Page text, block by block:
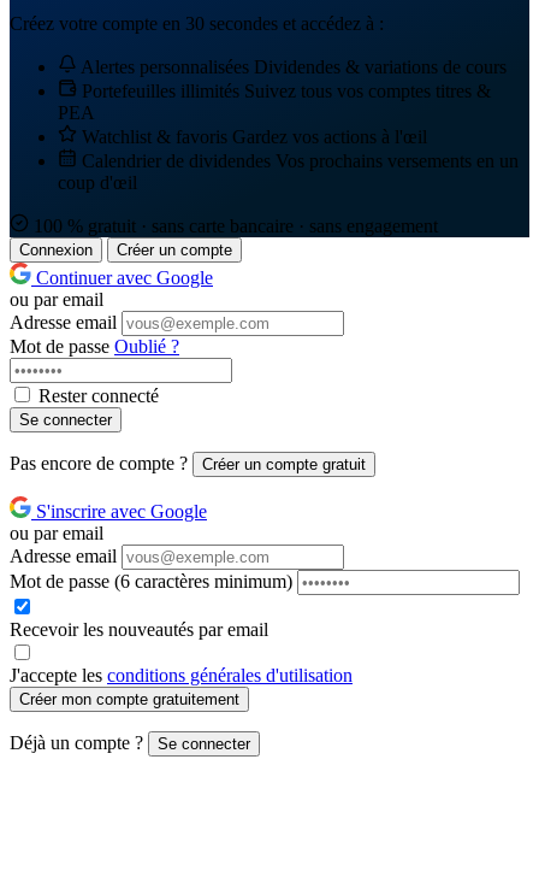
Créez votre compte en 30 secondes et accédez à :
Alertes personnalisées Dividendes & variations de cours
Portefeuilles illimités Suivez tous vos comptes titres &
PEA
Watchlist & favoris Gardez vos actions à l'œil
Calendrier de dividendes Vos prochains versements en un
coup d'œil
100 % gratuit · sans carte bancaire · sans engagement
Connexion Créer un compte
Continuer avec Google
ou par email
Adresse email
Mot de passe Oublié ?
Rester connecté
Se connecter
Pas encore de compte ? Créer un compte gratuit
S'inscrire avec Google
ou par email
Adresse email
Mot de passe (6 caractères minimum)
Recevoir les nouveautés par email
J'accepte les conditions générales d'utilisation
Créer mon compte gratuitement
Déjà un compte ? Se connecter